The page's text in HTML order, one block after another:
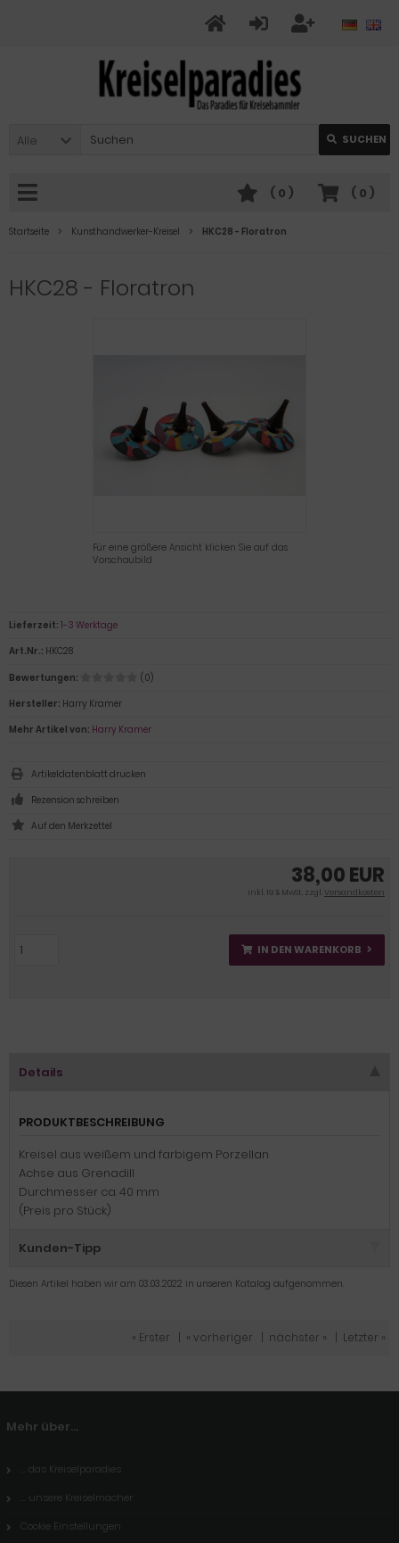
Alle SUCHEN
( 0 )
( 0 )
Startseite Kunsthandwerker-Kreisel HKC28 - Floratron
HKC28 - Floratron
Für eine größere Ansicht klicken Sie auf das
Vorschaubild
38,00 EUR
inkl. 19 % MwSt. zzgl.Versandkosten
IN DEN WARENKORB
Lieferzeit: 1-3 Werktage
Art.Nr.: HKC28
Bewertungen:
(0)
Hersteller: Harry Kramer
Mehr Artikel von: Harry Kramer
Artikeldatenblatt drucken
Rezension schreiben
Details
PRODUKTBESCHREIBUNG
Kreisel aus weißem und farbigem Porzellan
Achse aus Grenadill
Durchmesser ca. 40 mm
(Preis pro Stück)
Kunden-Tipp
Diesen Artikel haben wir am 03.03.2022 in unseren Katalog aufgenommen.
« Erster « vorheriger nächster » Letzter »
Mehr über...
... das Kreiselparadies
... unsere Kreiselmacher
Cookie Einstellungen